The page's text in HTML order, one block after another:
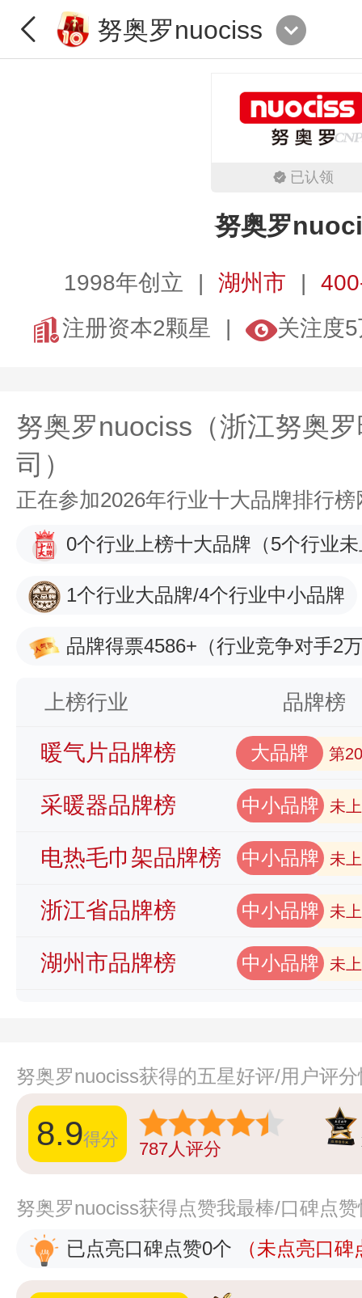
努奥罗nuociss
已认领
努奥罗
1998年创立 湖州市
注册资本2颗星
关注度
努奥罗nuociss（浙江努奥
司）
正在参加2026年行业十大品牌排行
0个行业上榜十大品牌 （5个行业
1个行业大品牌/4个行业中小品牌
品牌得票4586+ （行业竞争对手2
上榜行业 品牌榜
暖气片品牌榜 大品牌 第
采暖器品牌榜 中小品牌 未
电热毛巾架品牌榜 中小品牌 未
浙江省品牌榜 中小品牌 未
湖州市品牌榜 中小品牌 未
努奥罗nuociss获得的五星好评/用户评
8.9得分 787人评分
努奥罗nuociss获得点赞我最棒/口碑点
已点亮口碑点赞0个
（未点亮口